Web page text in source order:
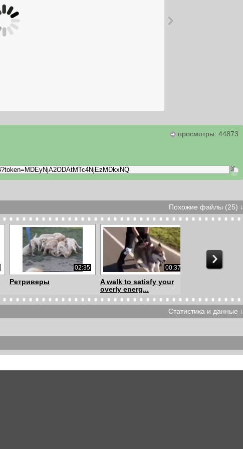
просмотры: 44873
Похожие файлы (25) ↓
02:35
Ретриверы
00:37
A walk to satisfy your
overly energ...
00:22
Помски
00:54
подарок
Статистика и данные ↓